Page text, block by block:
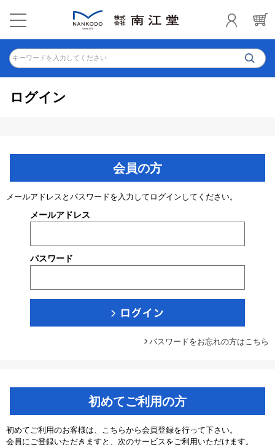
キーワードを入力してください
ログイン
会員の方
メールアドレスとパスワードを入力してログインしてください。
メールアドレス
パスワード
パスワードをお忘れの方はこちら
初めてご利用の方
初めてご利用のお客様は、こちらから会員登録を行って下さい。
会員にご登録いただきますと、次のサービスをご利用いただけます。